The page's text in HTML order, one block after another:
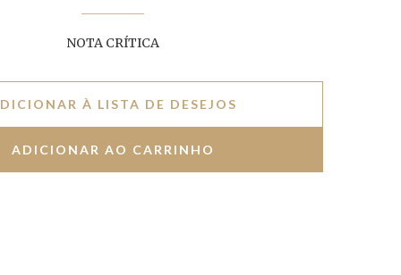
NOTA CRÍTICA
À LISTA DE DESEJOS